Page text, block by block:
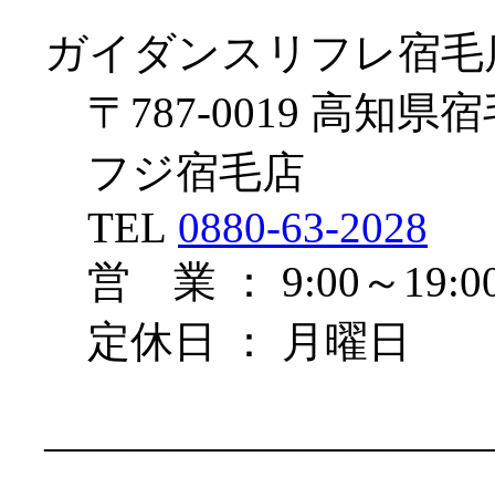
ガイダンスリフレ宿毛
〒787-0019 高知県宿
フジ宿毛店
TEL 0880-63-2028
営 業 ： 9:00～
定休日 ： 月曜日